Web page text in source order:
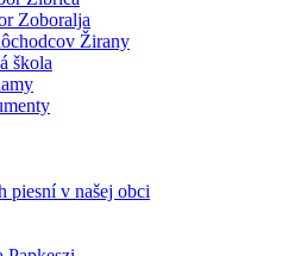
Zoboralja
Žirany
škola
piesní v našej obci